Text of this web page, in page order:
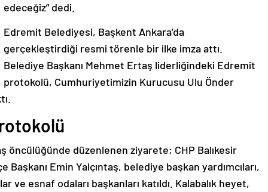
edeceğiz” dedi.
Edremit Belediyesi, Başkent Ankara’da
gerçekleştirdiği resmi törenle bir ilke imza attı.
Belediye Başkanı Mehmet Ertaş liderliğindeki Edremit
protokolü, Cumhuriyetimizin Kurucusu Ulu Önder
öncülüğünde düzenlenen ziyarete; CHP Balıkesir
Emin Yalçıntaş, belediye başkan yardımcıları,
esnaf odaları başkanları katıldı. Kalabalık heyet,